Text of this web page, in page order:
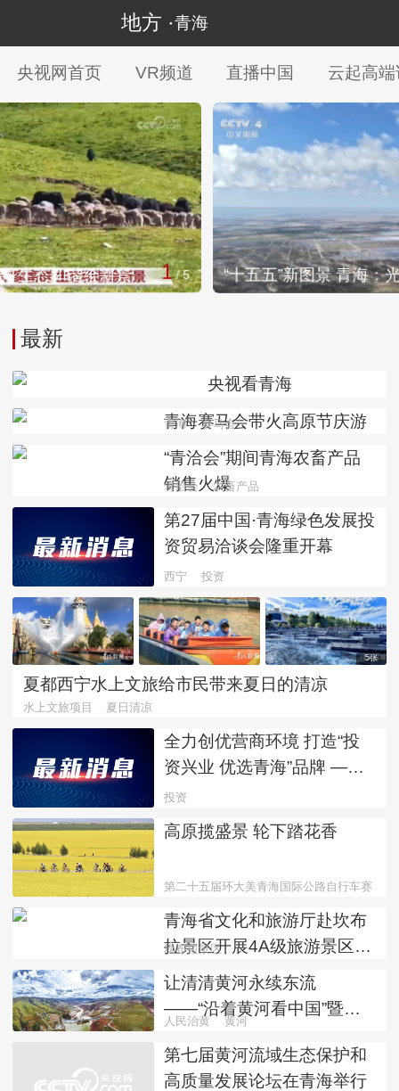
地方 ·青海
央视网首页 VR频道 直播中国 云起高
1/5 “十五五”新图景 青海：光热储能稳送高原绿电 2
最新
央视看青海
青海赛马会带火高原节庆游
青海 赛马会
“青洽会”期间青海农畜产品
销售火爆
青洽会 农畜产品
第27届中国·青海绿色发展投
资贸易洽谈会隆重开幕
西宁 投资
5张
夏都西宁水上文旅给市民带来夏日的清凉
水上文旅项目 夏日清凉
全力创优营商环境 打造“投
资兴业 优选青海”品牌 ——
《2026年青海营商环境蓝皮
书》解读
投资
高原揽盛景 轮下踏花香
第二十五届环大美青海国际公路自行车赛
青海省文化和旅游厅赴坎布
拉景区开展4A级旅游景区创
建指导工作
坎布拉景区
让清清黄河永续东流
——“沿着黄河看中国”暨人
篇综述
人民治黄 黄河
第七届黄河流域生态保护和
高质量发展论坛在青海举行